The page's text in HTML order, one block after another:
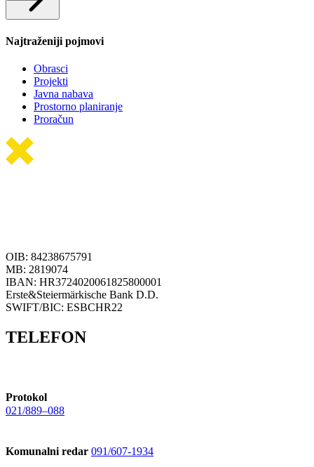
Najtraženiji pojmovi
Obrasci
Projekti
Javna nabava
Prostorno planiranje
Proračun
OIB: 84238675791
MB: 2819074
IBAN: HR3724020061825800001
Erste&Steiermärkische Bank D.D.
SWIFT/BIC: ESBCHR22
TELEFON
Protokol
021/889–088
Komunalni redar 091/607-1934